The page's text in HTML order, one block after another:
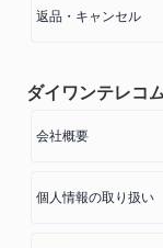
返品・キャンセル
ダイワンテレコ
会社概要
個人情報の取り扱い